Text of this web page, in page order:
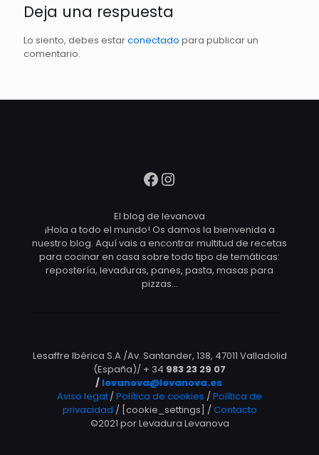
Deja una respuesta
Lo siento, debes estarconectado para publicar un
comentario.
Facebook
Instagram
El blog de levanova
¡Hola a todo el mundo! Os damos la bienvenida a
nuestro blog. Aquí vais a encontrar multitud de recetas
para cocinar en casa sobre todo tipo de temáticas:
repostería, levaduras, panes, pasta, masas para
pizzas…
Lesaffre Ibérica S.A /Av. Santander, 138, 47011 Valladolid
(España)/ + 34 983 23 29 07
/ levanova@levanova.es
Aviso legal /Política de cookies /Política de
privacidad / [cookie_settings] /Contacto
©2021 por Levadura Levanova